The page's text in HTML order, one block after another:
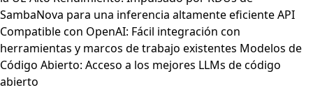
SambaNova para una inferencia altamente eficiente API
Compatible con OpenAI: Fácil integración con
herramientas y marcos de trabajo existentes Modelos de
Código Abierto: Acceso a los mejores LLMs de código
abierto